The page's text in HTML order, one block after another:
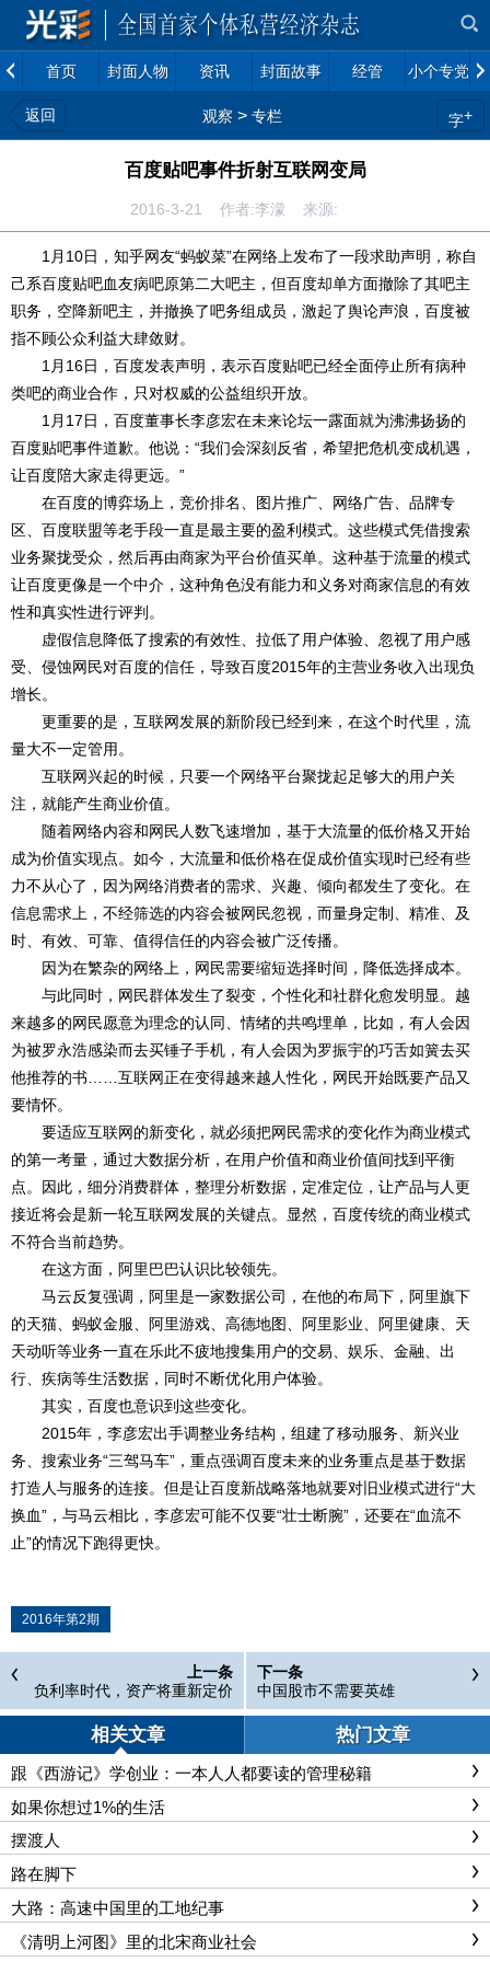
首页 封面人物 资讯 封面故事 经管 小个专党建
返回 观察 > 专栏 字+
百度贴吧事件折射互联网变局
2016-3-21 作者:李濛 来源:
1月10日，知乎网友“蚂蚁菜”在网络上发布了一段求助声明，称自
己系百度贴吧血友病吧原第二大吧主，但百度却单方面撤除了其吧主
职务，空降新吧主，并撤换了吧务组成员，激起了舆论声浪，百度被
指不顾公众利益大肆敛财。
1月16日，百度发表声明，表示百度贴吧已经全面停止所有病种
类吧的商业合作，只对权威的公益组织开放。
1月17日，百度董事长李彦宏在未来论坛一露面就为沸沸扬扬的
百度贴吧事件道歉。他说：“我们会深刻反省，希望把危机变成机遇，
让百度陪大家走得更远。”
在百度的博弈场上，竞价排名、图片推广、网络广告、品牌专
区、百度联盟等老手段一直是最主要的盈利模式。这些模式凭借搜索
业务聚拢受众，然后再由商家为平台价值买单。这种基于流量的模式
让百度更像是一个中介，这种角色没有能力和义务对商家信息的有效
性和真实性进行评判。
虚假信息降低了搜索的有效性、拉低了用户体验、忽视了用户感
受、侵蚀网民对百度的信任，导致百度2015年的主营业务收入出现负
增长。
更重要的是，互联网发展的新阶段已经到来，在这个时代里，流
量大不一定管用。
互联网兴起的时候，只要一个网络平台聚拢起足够大的用户关
注，就能产生商业价值。
随着网络内容和网民人数飞速增加，基于大流量的低价格又开始
成为价值实现点。如今，大流量和低价格在促成价值实现时已经有些
力不从心了，因为网络消费者的需求、兴趣、倾向都发生了变化。在
信息需求上，不经筛选的内容会被网民忽视，而量身定制、精准、及
时、有效、可靠、值得信任的内容会被广泛传播。
因为在繁杂的网络上，网民需要缩短选择时间，降低选择成本。
与此同时，网民群体发生了裂变，个性化和社群化愈发明显。越
来越多的网民愿意为理念的认同、情绪的共鸣埋单，比如，有人会因
为被罗永浩感染而去买锤子手机，有人会因为罗振宇的巧舌如簧去买
他推荐的书……互联网正在变得越来越人性化，网民开始既要产品又
要情怀。
要适应互联网的新变化，就必须把网民需求的变化作为商业模式
的第一考量，通过大数据分析，在用户价值和商业价值间找到平衡
点。因此，细分消费群体，整理分析数据，定准定位，让产品与人更
接近将会是新一轮互联网发展的关键点。显然，百度传统的商业模式
不符合当前趋势。
在这方面，阿里巴巴认识比较领先。
马云反复强调，阿里是一家数据公司，在他的布局下，阿里旗下
的天猫、蚂蚁金服、阿里游戏、高德地图、阿里影业、阿里健康、天
天动听等业务一直在乐此不疲地搜集用户的交易、娱乐、金融、出
行、疾病等生活数据，同时不断优化用户体验。
其实，百度也意识到这些变化。
2015年，李彦宏出手调整业务结构，组建了移动服务、新兴业
务、搜索业务“三驾马车”，重点强调百度未来的业务重点是基于数据
打造人与服务的连接。但是让百度新战略落地就要对旧业模式进行“大
换血”，与马云相比，李彦宏可能不仅要“壮士断腕”，还要在“血流不
止”的情况下跑得更快。
2016年第2期
上一条
负利率时代，资产将重新定价
下一条
中国股市不需要英雄
相关文章 热门文章
跟《西游记》学创业：一本人人都要读的管理秘籍
如果你想过1%的生活
摆渡人
路在脚下
大路：高速中国里的工地纪事
《清明上河图》里的北宋商业社会